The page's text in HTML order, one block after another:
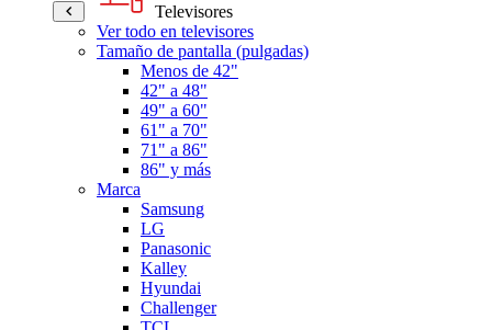
Televisores
Ver todo en televisores
Tamaño de pantalla (pulgadas)
Menos de 42"
42" a 48"
49" a 60"
61" a 70"
71" a 86"
86" y más
Marca
Samsung
LG
Panasonic
Kalley
Hyundai
Challenger